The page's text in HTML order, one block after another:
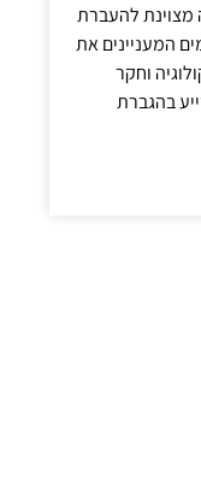
מצוינת להעברת
המעניינים את
וחקר
בהגברת